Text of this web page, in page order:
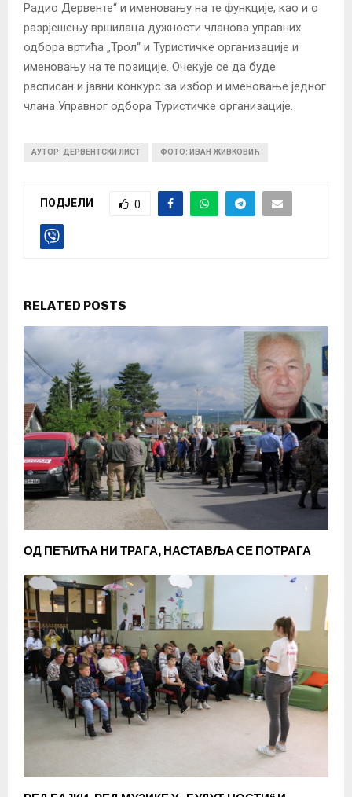
Радио Дервенте“ и именовању на те функције, као и о
разрјешењу вршилаца дужности чланова управних
одбора вртића „Трол“ и Туристичке организације и
именовању на те позиције. Очекује се да буде
расписан и јавни конкурс за избор и именовање једног
члана Управног одбора Туристичке организације.
АУТОР: ДЕРВЕНТСКИ ЛИСТ ФОТО: ИВАН ЖИВКОВИЋ
ПОДЈЕЛИ 0
RELATED POSTS
ОД ПЕЋИЋА НИ ТРАГА, НАСТАВЉА СЕ ПОТРАГА